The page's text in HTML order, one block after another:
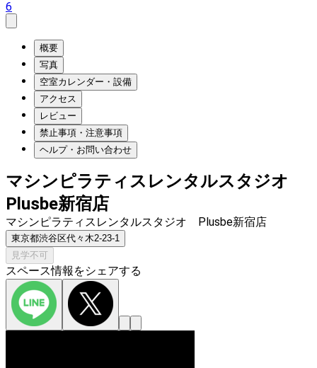
6
概要
写真
空室カレンダー・設備
アクセス
レビュー
禁止事項・注意事項
ヘルプ・お問い合わせ
マシンピラティスレンタルスタジオ
Plusbe新宿店
マシンピラティスレンタルスタジオ Plusbe新宿店
東京都渋谷区代々木2-23-1
見学不可
スペース情報をシェアする